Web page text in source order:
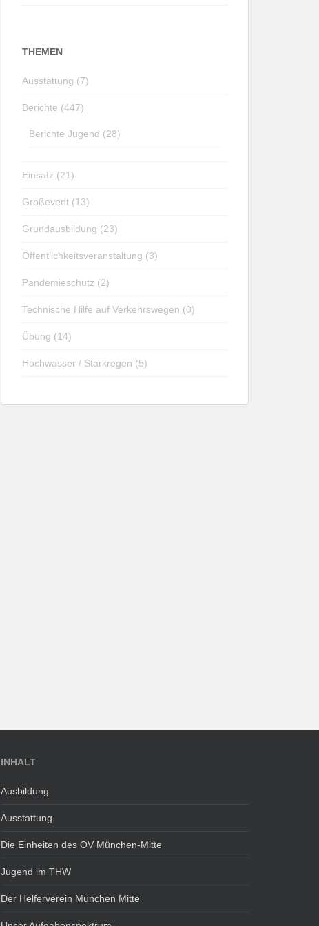
THEMEN
Ausstattung (7)
Berichte (447)
Berichte Jugend (28)
Einsatz (21)
Großevent (13)
Grundausbildung (23)
Öffentlichkeitsveranstaltung (3)
Pandemieschutz (2)
Technische Hilfe auf Verkehrswegen (0)
Übung (14)
Hochwasser / Starkregen (5)
INHALT
Ausbildung
Ausstattung
Die Einheiten des OV München-Mitte
Jugend im THW
Der Helferverein München Mitte